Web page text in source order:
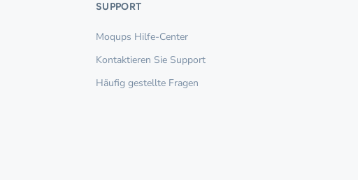
SUPPORT
Moqups Hilfe-Center
Kontaktieren Sie Support
Häufig gestellte Fragen